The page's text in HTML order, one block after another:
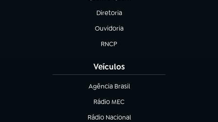
Diretoria
(abre em nova aba)
Ouvidoria
(abre em nova aba)
RNCP
(abre em nova aba)
Veículos
Agência Brasil
(abre em nova aba)
Rádio MEC
(abre em nova aba)
Rádio Nacional